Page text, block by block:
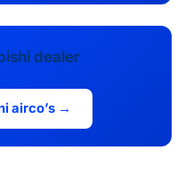
dealer
airco’s →